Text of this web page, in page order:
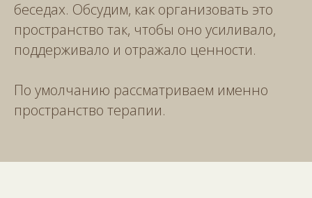
беседах. Обсудим, как организовать это
пространство так, чтобы оно усиливало,
поддерживало и отражало ценности.
По умолчанию рассматриваем именно
пространство терапии.